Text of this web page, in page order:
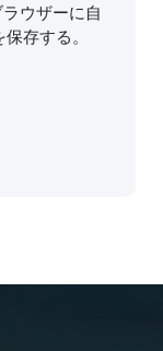
ウザーに自
存する。